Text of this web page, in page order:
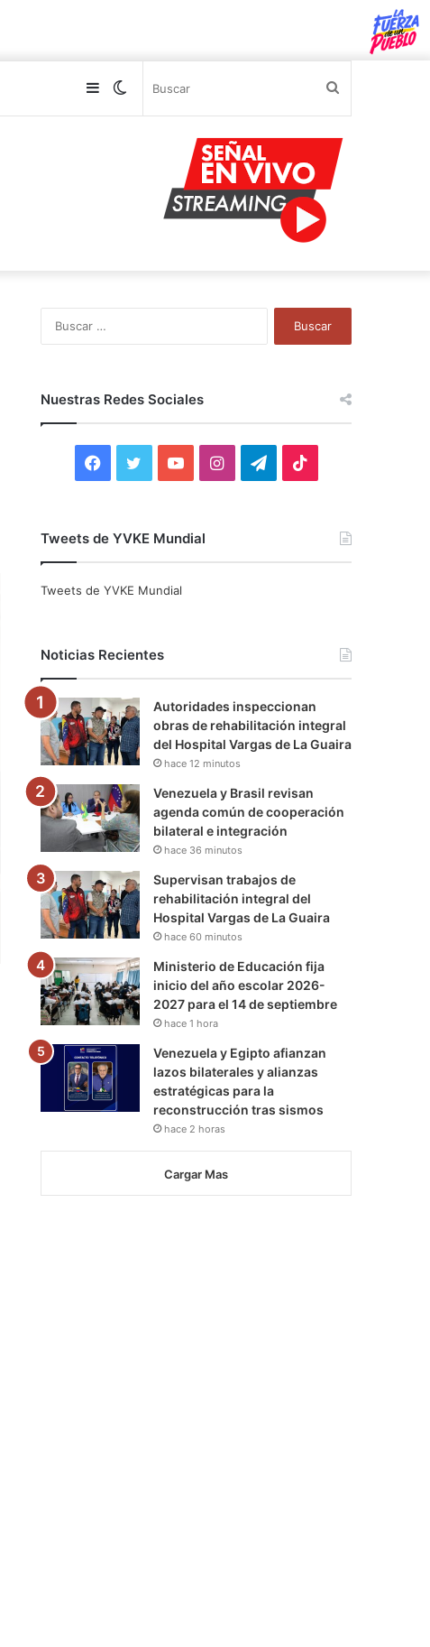
Switch
Sidebar
Nuestras Redes Sociales
F
c
o
k
i
r
Y
u
e
I
r
a
m
T
a
m
Tweets de YVKE Mundial
Tweets de YVKE Mundial
Noticias Recientes
Autoridades inspeccionan
obras de rehabilitación integral
del Hospital Vargas de La Guaira
hace 12 minutos
Venezuela y Brasil revisan
agenda común de cooperación
bilateral e integración
hace 36 minutos
Supervisan trabajos de
rehabilitación integral del
Hospital Vargas de La Guaira
hace 60 minutos
Ministerio de Educación fija
inicio del año escolar 2026-
2027 para el 14 de septiembre
hace 1 hora
Venezuela y Egipto afianzan
lazos bilaterales y alianzas
estratégicas para la
reconstrucción tras sismos
hace 2 horas
Cargar Mas